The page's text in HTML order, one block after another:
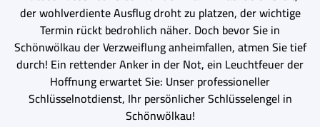
der wohlverdiente Ausflug droht zu platzen, der wichtige
Termin rückt bedrohlich näher. Doch bevor Sie in
Schönwölkau der Verzweiflung anheimfallen, atmen Sie tief
durch! Ein rettender Anker in der Not, ein Leuchtfeuer der
Hoffnung erwartet Sie: Unser professioneller
Schlüsselnotdienst, Ihr persönlicher Schlüsselengel in
Schönwölkau!